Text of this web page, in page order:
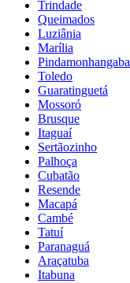
Trindade
Queimados
Luziânia
Marília
Pindamonhangaba
Toledo
Guaratinguetá
Mossoró
Brusque
Itaguaí
Sertãozinho
Palhoça
Cubatão
Resende
Macapá
Cambé
Tatuí
Paranaguá
Araçatuba
Itabuna